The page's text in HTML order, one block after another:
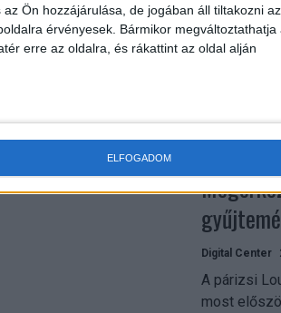
Ön hozzájárulása, de jogában áll tiltakozni az
érvényesek. Bármikor megváltoztathatja
erre az oldalra, és rákattint az oldal alján
ELFOGADOM
A
munkában,
világos
különösen
üzleti
Digital Center
A párizsi
most